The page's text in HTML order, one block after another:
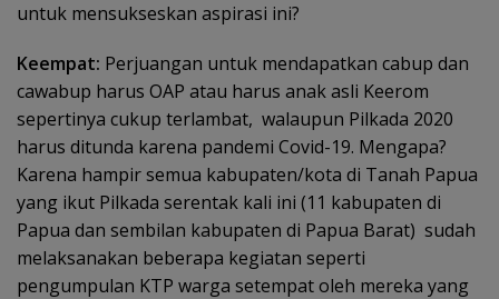
untuk mensukseskan aspirasi ini?
Keempat: Perjuangan untuk mendapatkan cabup dan
cawabup harus OAP atau harus anak asli Keerom
sepertinya cukup terlambat, walaupun Pilkada 2020
harus ditunda karena pandemi Covid-19. Mengapa?
Karena hampir semua kabupaten/kota di Tanah Papua
yang ikut Pilkada serentak kali ini (11 kabupaten di
Papua dan sembilan kabupaten di Papua Barat) sudah
melaksanakan beberapa kegiatan seperti
pengumpulan KTP warga setempat oleh mereka yang